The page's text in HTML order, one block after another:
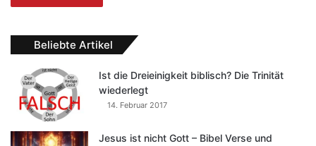
Beliebte Artikel
Ist die Dreieinigkeit biblisch? Die Trinität
wiederlegt
14. Februar 2017
Jesus ist nicht Gott – Bibel Verse und